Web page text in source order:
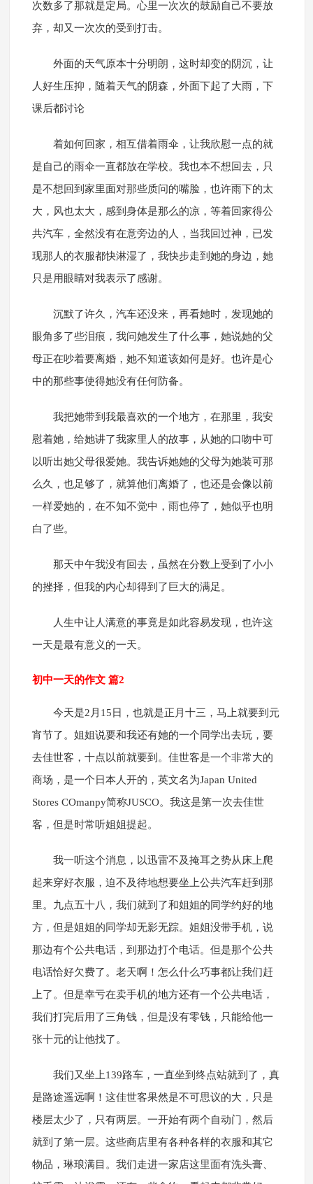
次数多了那就是定局。心里一次次的鼓励自己不要放
弃，却又一次次的受到打击。
外面的天气原本十分明朗，这时却变的阴沉，让
人好生压抑，随着天气的阴森，外面下起了大雨，下
课后都讨论
着如何回家，相互借着雨伞，让我欣慰一点的就
是自己的雨伞一直都放在学校。我也本不想回去，只
是不想回到家里面对那些质问的嘴脸，也许雨下的太
大，风也太大，感到身体是那么的凉，等着回家得公
共汽车，全然没有在意旁边的人，当我回过神，已发
现那人的衣服都快淋湿了，我快步走到她的身边，她
只是用眼睛对我表示了感谢。
沉默了许久，汽车还没来，再看她时，发现她的
眼角多了些泪痕，我问她发生了什么事，她说她的父
母正在吵着要离婚，她不知道该如何是好。也许是心
中的那些事使得她没有任何防备。
我把她带到我最喜欢的一个地方，在那里，我安
慰着她，给她讲了我家里人的故事，从她的口吻中可
以听出她父母很爱她。我告诉她她的父母为她装可那
么久，也足够了，就算他们离婚了，也还是会像以前
一样爱她的，在不知不觉中，雨也停了，她似乎也明
白了些。
那天中午我没有回去，虽然在分数上受到了小小
的挫择，但我的内心却得到了巨大的满足。
人生中让人满意的事竟是如此容易发现，也许这
一天是最有意义的一天。
初中一天的作文 篇2
今天是2月15日，也就是正月十三，马上就要到元
宵节了。姐姐说要和我还有她的一个同学出去玩，要
去佳世客，十点以前就要到。佳世客是一个非常大的
商场，是一个日本人开的，英文名为Japan United
Stores COmanpy简称JUSCO。我这是第一次去佳世
客，但是时常听姐姐提起。
我一听这个消息，以迅雷不及掩耳之势从床上爬
起来穿好衣服，迫不及待地想要坐上公共汽车赶到那
里。九点五十八，我们就到了和姐姐的同学约好的地
方，但是姐姐的同学却无影无踪。姐姐没带手机，说
那边有个公共电话，到那边打个电话。但是那个公共
电话恰好欠费了。老天啊！怎么什么巧事都让我们赶
上了。但是幸亏在卖手机的地方还有一个公共电话，
我们打完后用了三角钱，但是没有零钱，只能给他一
张十元的让他找了。
我们又坐上139路车，一直坐到终点站就到了，真
是路途遥远啊！这佳世客果然是不可思议的大，只是
楼层太少了，只有两层。一开始有两个自动门，然后
就到了第一层。这些商店里有各种各样的衣服和其它
物品，琳琅满目。我们走进一家店这里面有洗头膏、